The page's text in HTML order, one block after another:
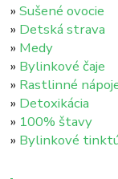
»Sušené ovocie
» Detská strava
» Medy
» Bylinkové čaje
» Rastlinné
» Detoxikácia
» 100% štavy
» Bylinkové